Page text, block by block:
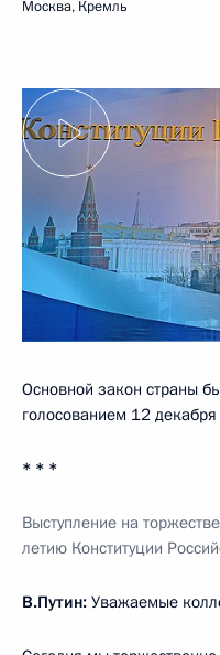
Москва, Кремль
Основной закон страны
голосованием 12
* * *
Выступление на
летию Конституции
В.Путин: Уважаемые